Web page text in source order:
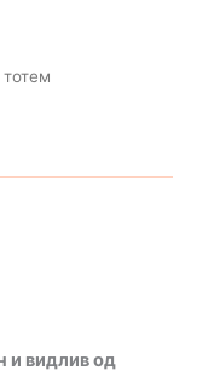
и видлив од